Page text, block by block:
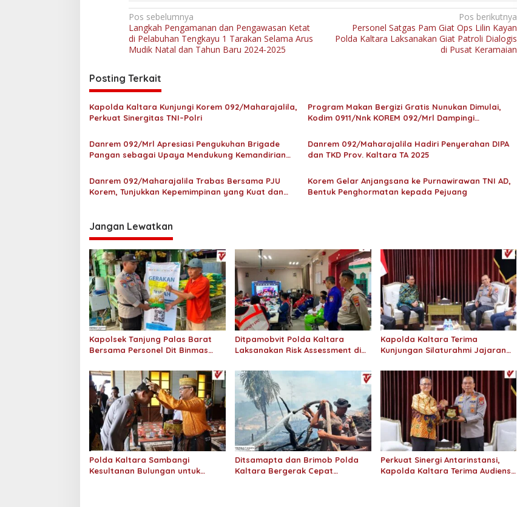
N
a
v
i
g
a
s
i
p
s
Pos sebelumnya
Langkah Pengamanan dan Pengawasan Ketat
di Pelabuhan Tengkayu 1 Tarakan Selama Arus
Mudik Natal dan Tahun Baru 2024-2025
Pos berikutnya
Personel Satgas Pam Giat Ops Lilin Kayan
Polda Kaltara Laksanakan Giat Patroli Dialogis
di Pusat Keramaian
Posting Terkait
Kapolda Kaltara Kunjungi Korem 092/Maharajalila,
Perkuat Sinergitas TNI–Polri
Program Makan Bergizi Gratis Nunukan Dimulai,
Kodim 0911/Nnk KOREM 092/Mrl Dampingi
Danrem 092/Mrl Apresiasi Pengukuhan Brigade
Pangan sebagai Upaya Mendukung Kemandirian
Danrem 092/Maharajalila Hadiri Penyerahan DIPA
dan TKD Prov. Kaltara TA 2025
Danrem 092/Maharajalila Trabas Bersama PJU
Korem, Tunjukkan Kepemimpinan yang Kuat dan
Korem Gelar Anjangsana ke Purnawirawan TNI AD,
Bentuk Penghormatan kepada Pejuang
Jangan Lewatkan
Kapolsek Tanjung Palas Barat
Bersama Personel Dit Binmas
SPHP Kepada Masyarakat
Ditpamobvit Polda Kaltara
Laksanakan Risk Assessment di
Kapolda Kaltara Terima
Kunjungan Silaturahmi Jajaran
Polda Kaltara Sambangi
Kesultanan Bulungan untuk
Ditsamapta dan Brimob Polda
Kaltara Bergerak Cepat
Perkuat Sinergi Antarinstansi,
Kapolda Kaltara Terima Audiensi